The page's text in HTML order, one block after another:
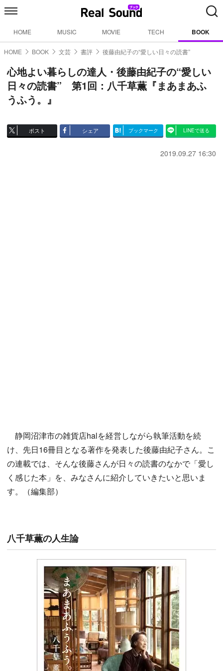
HOME MUSIC MOVIE TECH BOOK
HOME BOOK 文芸 書評 後藤由紀子の“愛しい日々の読書”
心地よい暮らしの達人・後藤由紀子の“愛しい
日々の読書” 第1回：八千草薫『まあまあふ
うふう。』
ポスト シェア ブックマーク LINEで送る
2019.09.27 16:30
静岡沼津市の雑貨店halを経営しながら執筆活動を続
け、先日16冊目となる著作を発表した後藤由紀子さん。こ
の連載では、そんな後藤さんが日々の読書のなかで「愛し
く感じた本」を、みなさんに紹介していきたいと思いま
す。（編集部）
八千草薫の人生論